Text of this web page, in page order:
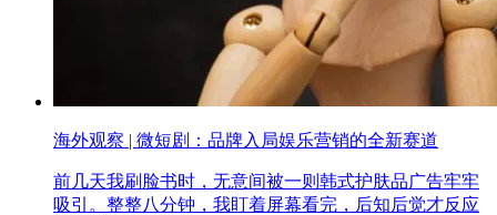
海外观察 | 微短剧：品牌入局娱乐营销的全新赛道
前几天我刷脸书时，无意间被一则韩式护肤品广告牢牢
吸引。整整八分钟，我盯着屏幕看完，后知后觉才反应